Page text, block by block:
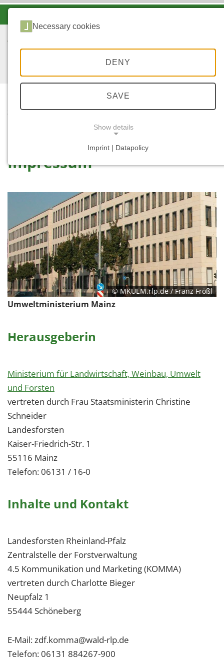
START
...
Impressum
© MKUEM.rlp.de / Franz Frößl
Umweltministerium Mainz
Herausgeberin
Ministerium für Landwirtschaft, Weinbau, Umwelt
und Forsten
vertreten durch Frau Staatsministerin Christine
Schneider
Landesforsten
Kaiser-Friedrich-Str. 1
55116 Mainz
Telefon: 06131 / 16-0
Inhalte und Kontakt
Landesforsten Rheinland-Pfalz
Zentralstelle der Forstverwaltung
4.5 Kommunikation und Marketing (KOMMA)
vertreten durch Charlotte Bieger
Neupfalz 1
55444 Schöneberg
E-Mail: zdf.komma@wald-rlp.de
Telefon: 06131 884267-900
Necessary cookies
DENY
SAVE
Show details
Imprint | Datapolicy